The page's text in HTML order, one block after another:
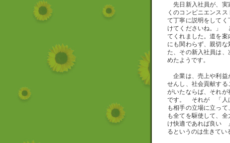
先日新入社員が、実
くのコンビニエンス
て丁寧に説明をして
けてくださいね。」
てくれました。道を
にも関わらず、親切
た、その新入社員は
めたようです。
企業は、売上や利益
せんし、社会貢献する
がいたならば、それ
です。 それが 「人
も相手の立場に立っ
も全てを駆使して、
け快適であれば良い
るというのは生きて